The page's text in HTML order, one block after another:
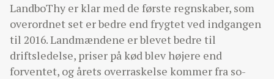
LandboThy er klar med de første regnskaber, som
overordnet set er bedre end frygtet ved indgangen
til 2016. Landmændene er blevet bedre til
driftsledelse, priser på kød blev højere end
forventet, og årets overraskelse kommer fra so-